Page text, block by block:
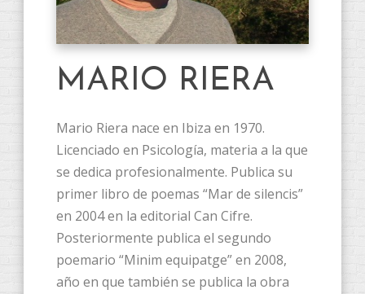
MARIO RIERA
Mario Riera nace en Ibiza en 1970.
Licenciado en Psicología, materia a la que
se dedica profesionalmente. Publica su
primer libro de poemas “Mar de silencis”
en 2004 en la editorial Can Cifre.
Posteriormente publica el segundo
poemario “Minim equipatge” en 2008,
año en que también se publica la obra